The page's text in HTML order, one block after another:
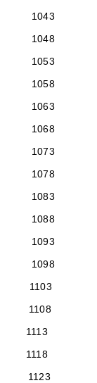
1043
1048
1053
1058
1063
1068
1073
1078
1083
1088
1093
1098
1103
1108
1113
1118
1123